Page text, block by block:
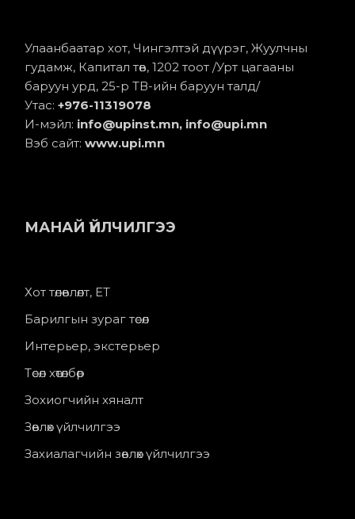
Улаанбаатар хот, Чингэлтэй дүүрэг, Жуулчны
гудамж, Капитал төв, 1202 тоот /Урт цагааны
баруун урд, 25-р ТВ-ийн баруун талд/
Утас:+976-11319078
И-мэйл: info@upinst.mn, info@upi.mn
Вэб сайт:www.upi.mn
МАНАЙ ҮЙЛЧИЛГЭЭ
Хот төлөвлөлт, ЕТ
Барилгын зураг төсөл
Интерьер, экстерьер
Төсөл хөтөлбөр
Зохиогчийн хяналт
Зөвлөх үйлчилгээ
Захиалагчийн зөвлөх үйлчилгээ